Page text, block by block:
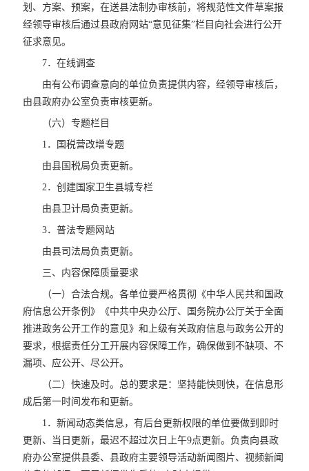
划、方案、预案，在送县法制办审核前，将规范性文件草案报
经领导审核后通过县政府网站“意见征集”栏目向社会进行公开
征求意见。
7．在线调查
由有公布调查意向的单位负责提供内容，经领导审核后，
由县政府办公室负责审核更新。
（六）专题栏目
1．国税营改增专题
由县国税局负责更新。
2．创建国家卫生县城专栏
由县卫计局负责更新。
3．普法专题网站
由县司法局负责更新。
三、内容保障质量要求
（一）合法合规。各单位要严格贯彻《中华人民共和国政
府信息公开条例》《中共中央办公厅、国务院办公厅关于全面
推进政务公开工作的意见》和上级有关政府信息与政务公开的
要求，根据责任分工开展内容保障工作，确保做到不缺项、不
漏项、应公开、尽公开。
（二）快速及时。总的要求是：坚持能快则快，在信息形
成后第一时间发布和更新。
1．新闻动态类信息，有后台更新权限的单位要做到即时
更新、当日更新，最迟不超过次日上午9点更新。负责向县政
府办公室提供县委、县政府主要领导活动新闻图片、视频新闻